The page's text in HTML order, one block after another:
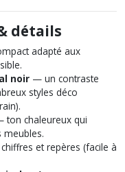
détails
adapté aux
noir — un contraste
styles déco
chaleureux qui
meubles.
et repères (facile à